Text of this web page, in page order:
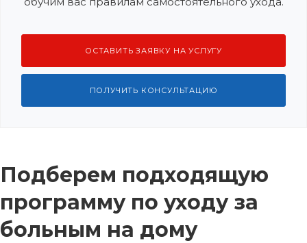
ОСТАВИТЬ ЗАЯВКУ НА УСЛУГУ
ПОЛУЧИТЬ КОНСУЛЬТАЦИЮ
Подберем подходящую
программу по уходу за
больным на дому